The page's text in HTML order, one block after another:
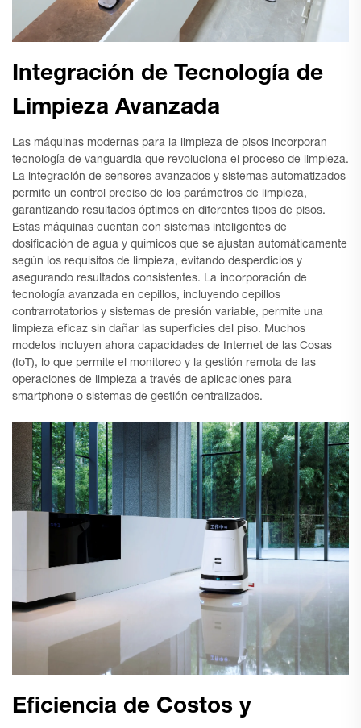
Integración de Tecnología de
Limpieza Avanzada
Las máquinas modernas para la limpieza de pisos incorporan
tecnología de vanguardia que revoluciona el proceso de limpieza.
La integración de sensores avanzados y sistemas automatizados
permite un control preciso de los parámetros de limpieza,
garantizando resultados óptimos en diferentes tipos de pisos.
Estas máquinas cuentan con sistemas inteligentes de
dosificación de agua y químicos que se ajustan automáticamente
según los requisitos de limpieza, evitando desperdicios y
asegurando resultados consistentes. La incorporación de
tecnología avanzada en cepillos, incluyendo cepillos
contrarrotatorios y sistemas de presión variable, permite una
limpieza eficaz sin dañar las superficies del piso. Muchos
modelos incluyen ahora capacidades de Internet de las Cosas
(IoT), lo que permite el monitoreo y la gestión remota de las
operaciones de limpieza a través de aplicaciones para
smartphone o sistemas de gestión centralizados.
Eficiencia de Costos y